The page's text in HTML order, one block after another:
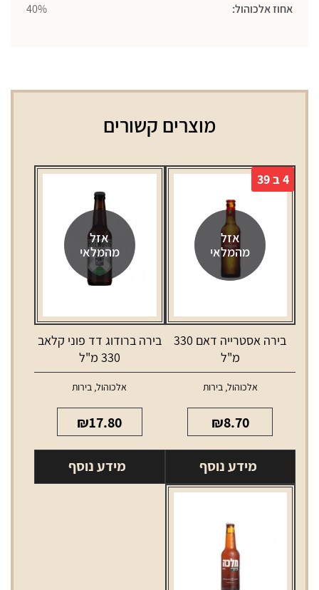
אחוז אלכוהול: 40%
מוצרים קשורים
אזל
מהמלאי
4 ב 39
בירה אסטרייה דאם 330
מ"ל
אלכוהול,בירות
₪8.70
מידע נוסף
אזל
מהמלאי
בירה ברודוג דד פוני קלאב
330 מ"ל
אלכוהול, בירות
₪17.80
מידע נוסף